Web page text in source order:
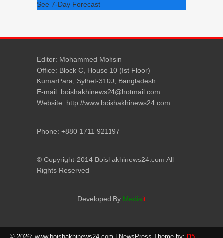
See 7-Day Forecast
Editor: Mohammed Mohsin
Office: Block C, House 10 (Ist Floor)
KumarPara, Sylhet-3100, Bangladesh
E-mail: boishakhinews24@hotmail.com
Website: http://www.boishakhinews24.com
Phone: +880 1711 921197
© Copyright-2014 Boishakhinews24.com All
Rights Reserved
Developed By Mediait
© 2026: www.boishakhinews24.com | NewsPress Theme by: D5